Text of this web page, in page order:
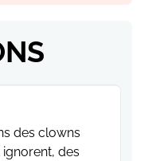
des clowns
des